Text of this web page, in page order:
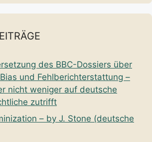
des BBC-Dossiers über
und Fehlberichterstattung –
nicht weniger auf deutsche
zutrifft
– by J. Stone (deutsche